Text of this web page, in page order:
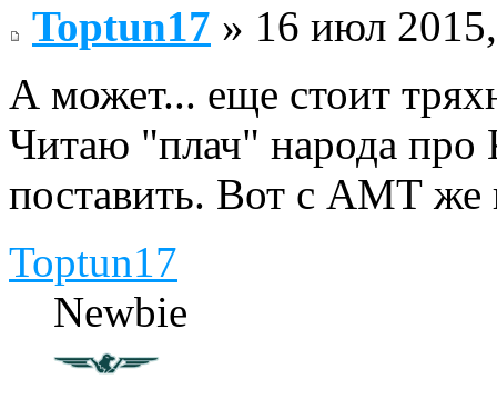
Toptun17 » 16 июл
А может... еще стоит
Читаю "плач" народа
поставить. Вот с АМТ же
Toptun17
Newbie